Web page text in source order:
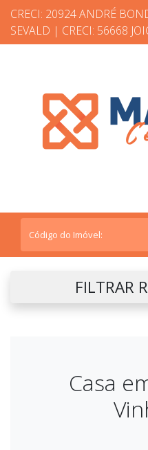
CRECI: 20924 ANDRÉ
SEVALD | CRECI: 56668
FILTRAR
Casa